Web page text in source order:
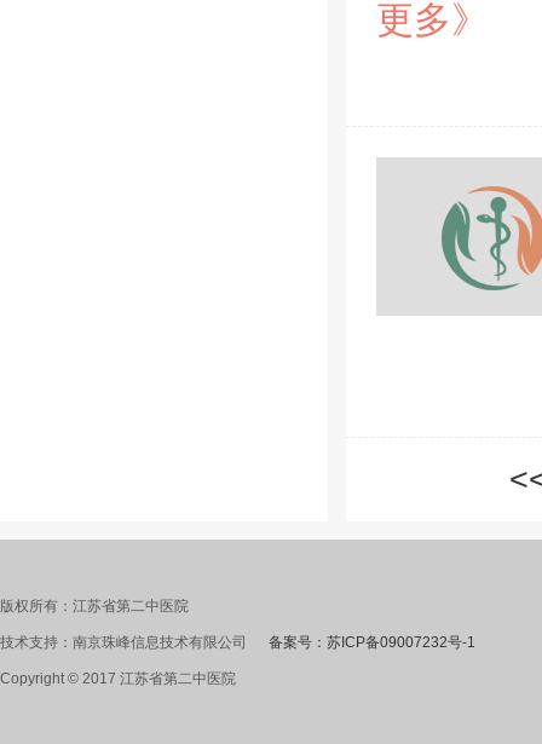
更多》
版权所有：江苏省第二中医院
技术支持：南京珠峰信息技术有限公司 备案号：苏ICP备09007232号-1
Copyright © 2017 江苏省第二中医院